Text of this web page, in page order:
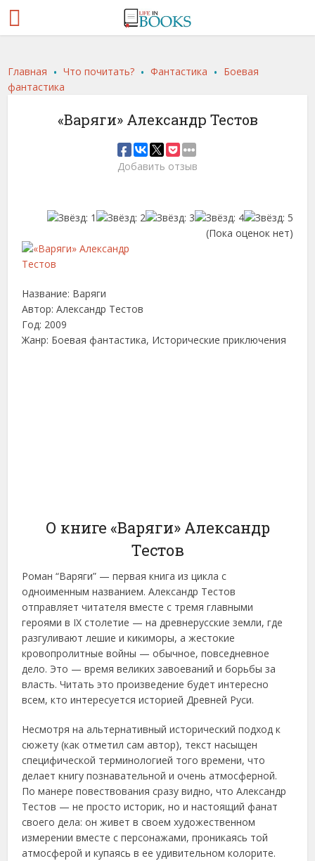
Главная .Что почитать? .Фантастика . Боевая
фантастика
«Варяги» Александр Тестов
Добавить отзыв
(Пока оценок нет)
Название: Варяги
Автор: Александр Тестов
Год: 2009
Жанр: Боевая фантастика, Исторические приключения
О книге «Варяги» Александр
Тестов
Роман “Варяги” — первая книга из цикла с
одноименным названием. Александр Тестов
отправляет читателя вместе с тремя главными
героями в IX столетие — на древнерусские земли, где
разгуливают лешие и кикиморы, а жестокие
кровопролитные войны — обычное, повседневное
дело. Это — время великих завоеваний и борьбы за
власть. Читать это произведение будет интересно
всем, кто интересуется историей Древней Руси.
Несмотря на альтернативный исторический подход к
сюжету (как отметил сам автор), текст насыщен
специфической терминологией того времени, что
делает книгу познавательной и очень атмосферной.
По манере повествования сразу видно, что Александр
Тестов — не просто историк, но и настоящий фанат
своего дела: он живет в своем художественном
измерении вместе с персонажами, проникаясь той
атмосферой и купаясь в ее удивительном колорите.